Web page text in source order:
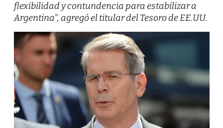
flexibilidad y contundencia para estabilizar a
Argentina", agregó el titular del Tesoro de EE.UU.